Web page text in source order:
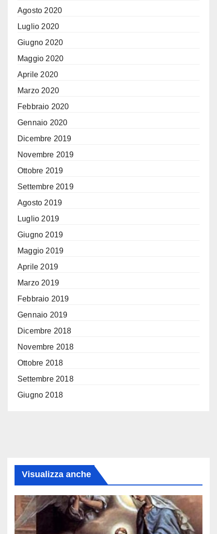
Agosto 2020
Luglio 2020
Giugno 2020
Maggio 2020
Aprile 2020
Marzo 2020
Febbraio 2020
Gennaio 2020
Dicembre 2019
Novembre 2019
Ottobre 2019
Settembre 2019
Agosto 2019
Luglio 2019
Giugno 2019
Maggio 2019
Aprile 2019
Marzo 2019
Febbraio 2019
Gennaio 2019
Dicembre 2018
Novembre 2018
Ottobre 2018
Settembre 2018
Giugno 2018
Visualizza anche